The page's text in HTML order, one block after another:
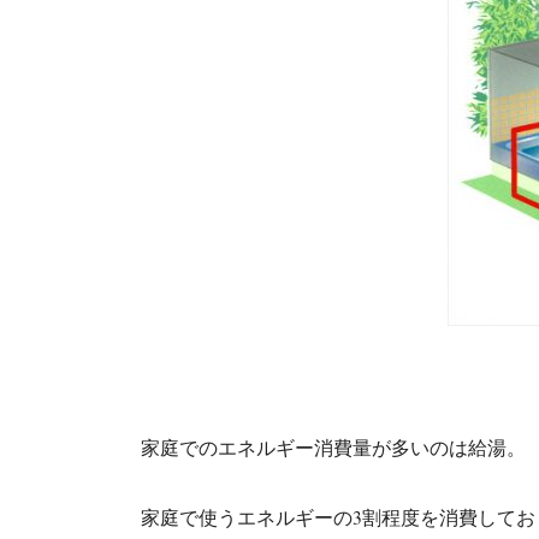
家庭でのエネルギー消費量が多いのは給湯。
家庭で使うエネルギーの3割程度を消費して